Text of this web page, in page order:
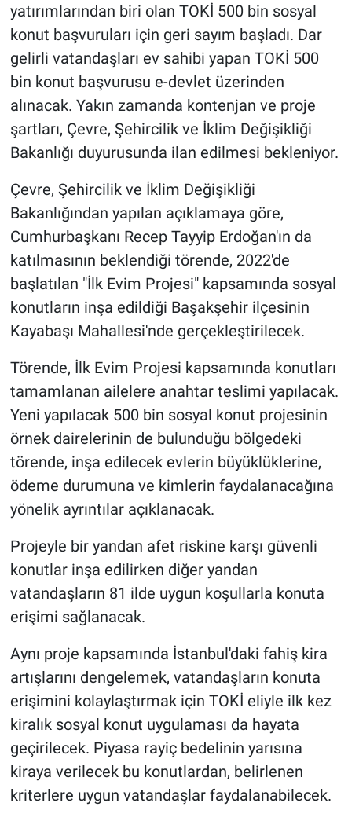
yatırımlarından biri olan TOKİ 500 bin sosyal
konut başvuruları için geri sayım başladı. Dar
gelirli vatandaşları ev sahibi yapan TOKİ 500
bin konut başvurusu e-devlet üzerinden
alınacak. Yakın zamanda kontenjan ve proje
şartları, Çevre, Şehircilik ve İklim Değişikliği
Bakanlığı duyurusunda ilan edilmesi bekleniyor.
Çevre, Şehircilik ve İklim Değişikliği
Bakanlığından yapılan açıklamaya göre,
Cumhurbaşkanı Recep Tayyip Erdoğan'ın da
katılmasının beklendiği törende, 2022'de
başlatılan "İlk Evim Projesi" kapsamında sosyal
konutların inşa edildiği Başakşehir ilçesinin
Kayabaşı Mahallesi'nde gerçekleştirilecek.
Törende, İlk Evim Projesi kapsamında konutları
tamamlanan ailelere anahtar teslimi yapılacak.
Yeni yapılacak 500 bin sosyal konut projesinin
örnek dairelerinin de bulunduğu bölgedeki
törende, inşa edilecek evlerin büyüklüklerine,
ödeme durumuna ve kimlerin faydalanacağına
yönelik ayrıntılar açıklanacak.
Projeyle bir yandan afet riskine karşı güvenli
konutlar inşa edilirken diğer yandan
vatandaşların 81 ilde uygun koşullarla konuta
erişimi sağlanacak.
Aynı proje kapsamında İstanbul'daki fahiş kira
artışlarını dengelemek, vatandaşların konuta
erişimini kolaylaştırmak için TOKİ eliyle ilk kez
kiralık sosyal konut uygulaması da hayata
geçirilecek. Piyasa rayiç bedelinin yarısına
kiraya verilecek bu konutlardan, belirlenen
kriterlere uygun vatandaşlar faydalanabilecek.